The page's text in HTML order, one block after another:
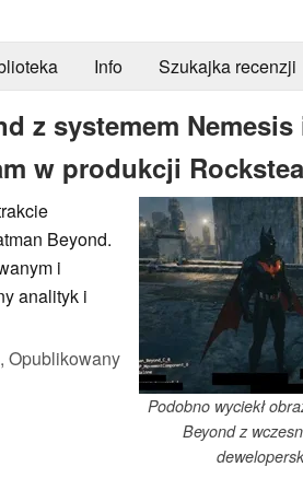
Info Szukajka recenzji
z systemem Nemesis
w produkcji
Podobno wyciekł
Beyond z
Beyond.
i
analityk i
Opublikowany